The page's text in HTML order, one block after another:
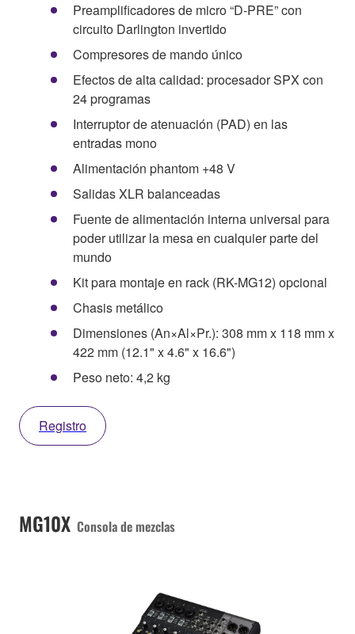
Preamplificadores de micro “D-PRE” con
circuito Darlington invertido
Compresores de mando único
Efectos de alta calidad: procesador SPX con
24 programas
Interruptor de atenuación (PAD) en las
entradas mono
Alimentación phantom +48 V
Salidas XLR balanceadas
Fuente de alimentación interna universal para
poder utilizar la mesa en cualquier parte del
mundo
Kit para montaje en rack (RK-MG12) opcional
Chasis metálico
Dimensiones (An×Al×Pr.): 308 mm x 118 mm x
422 mm (12.1" x 4.6" x 16.6")
Peso neto: 4,2 kg
Registro
MG10X Consola de mezclas